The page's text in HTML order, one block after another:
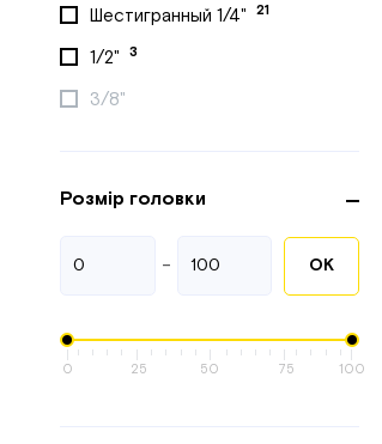
Шестигранный 1/4" 21
1/2" 3
3/8"
Розмір головки
- ОК
0 25 50 75 100